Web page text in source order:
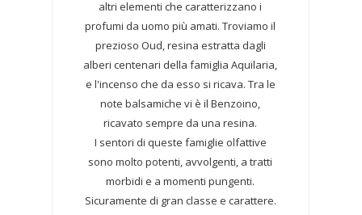
altri elementi che caratterizzano i
profumi da uomo più amati. Troviamo il
prezioso Oud, resina estratta dagli
alberi centenari della famiglia Aquilaria,
e l'incenso che da esso si ricava. Tra le
note balsamiche vi è il Benzoino,
ricavato sempre da una resina.
I sentori di queste famiglie olfattive
sono molto potenti, avvolgenti, a tratti
morbidi e a momenti pungenti.
Sicuramente di gran classe e carattere.